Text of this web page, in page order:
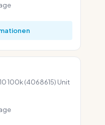
100k (4068615) Unit